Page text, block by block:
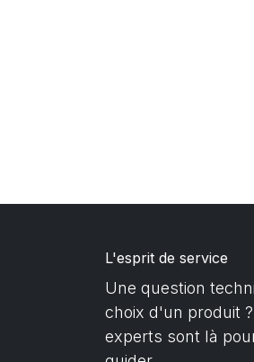
L'esprit de service
Une question
choix d'un produit
experts sont là